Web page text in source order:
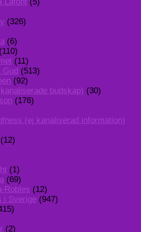
Lafont (5)
(326)
(6)
(110)
(11)
Gud (513)
(92)
budskap) (30)
(176)
(ej kanaliserad information)
(12)
(1)
(69)
Robles (12)
i Sverige (947)
(2)